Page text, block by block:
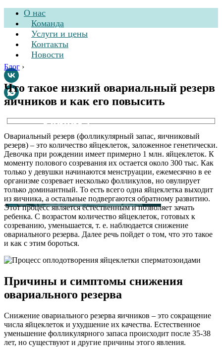
О нас
Команда
Услуги и цены
Контакты
Новости
Стоматологическая
клиника
Блог ›
Что такое низкий овариальный резерв
яичников и как его повысить
Овариальный резерв (фолликулярный запас, яичниковый
резерв) – это количество яйцеклеток, заложенное генетически.
Девочка при рождении имеет примерно 1 млн. яйцеклеток. К
моменту полового созревания их остается около 300 тыс. Как
только у девушки начинаются менструации, ежемесячно в ее
организме созревает несколько фолликулов, но овулирует
только доминантный. То есть всего одна яйцеклетка выходит
из яичника, а остальные подвергаются обратному развитию.
Этот процесс является естественным и позволяет зачать
ребенка. С возрастом количество яйцеклеток, готовых к
созреванию, уменьшается, т. е. наблюдается снижение
овариального резерва. Далее речь пойдет о том, что это такое
и как с этим бороться.
Причины и симптомы снижения
овариального резерва
Снижение овариального резерва яичников – это сокращение
числа яйцеклеток и ухудшение их качества. Естественное
уменьшение фолликулярного запаса происходит после 35-38
лет, но существуют и другие причины этого явления.